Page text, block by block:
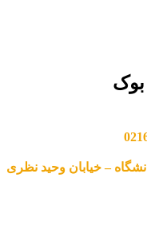
بوک
– خیابان وحید نظری